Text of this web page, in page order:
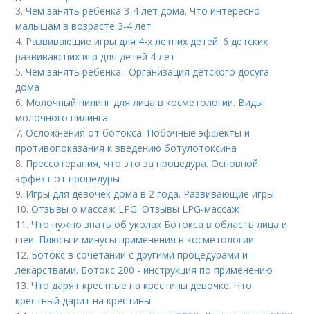
3.Чем занять ребенка 3-4 лет дома. Что интересно
малышам в возрасте 3-4 лет
4. Развивающие игры для 4-х летних детей. 6 детских
развивающих игр для детей 4 лет
5.Чем занять ребенка . Организация детского досуга
дома
6. Молочный пилинг для лица в косметологии. Виды
молочного пилинга
7.Осложнения от ботокса. Побочные эффекты и
противопоказания к введению ботулотоксина
8. Прессотерапия, что это за процедура. Основной
эффект от процедуры
9. Игры для девочек дома в 2 года. Развивающие игры
10.Отзывы о массаж LPG. Отзывы LPG-массаж
11.Что нужно знать об уколах Ботокса в область лица и
шеи. Плюсы и минусы применения в косметологии
12. Ботокс в сочетании с другими процедурами и
лекарствами. Ботокс 200 - инструкция по применению
13.Что дарят крестные на крестины девочке. Что
крестный дарит на крестины